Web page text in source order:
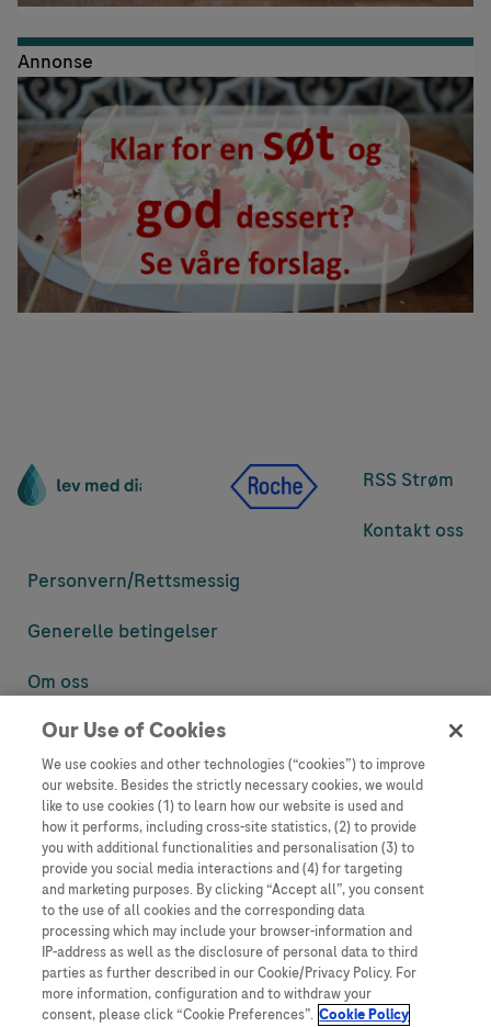
Annonse
RSS Strøm
Kontakt oss
Personvern/Rettsmessig
Generelle betingelser
Om oss
Denne nettsiden inneholder informasjon som er målsatt til en stor
informasjon som ellers ikke er tilgjengelig eller gyldig i ditt land.
Vennligst vær oppmerksom på at vi ikke tar noe ansvar for tilgang til
informasjon som muligens ikke er i samsvar med noen gyldig juridisk
prosess, regulering, registrering eller bruk i bostedslandet ditt.
Roche har ikke alltid mulighet til å kvalitetssikre andres innlegg, men
vil fjerne villedende eller upassende innlegg så langt det lar seg gjøre.
Vi har ikke ansvar for innhold på eksterne nettsider som det lenkes til.
Kopiering av materiale fra dette nettstedet for bruk annet sted er ikke
tillatt uten avtale. Nettstedet selger plass til annonsører, og slikt
innhold er merket.
Dette nettstedet er ikke beregnet for å rapportere bivirkninger eller
Our Use of Cookies
We use cookies and other technologies (“cookies”) to improve
our website. Besides the strictly necessary cookies, we would
like to use cookies (1) to learn how our website is used and
how it performs, including cross-site statistics, (2) to provide
you with additional functionalities and personalisation (3) to
provide you social media interactions and (4) for targeting
and marketing purposes. By clicking “Accept all”, you consent
to the use of all cookies and the corresponding data
processing which may include your browser-information and
IP-address as well as the disclosure of personal data to third
parties as further described in our Cookie/Privacy Policy. For
more information, configuration and to withdraw your
consent, please click “Cookie Preferences”. Cookie Policy